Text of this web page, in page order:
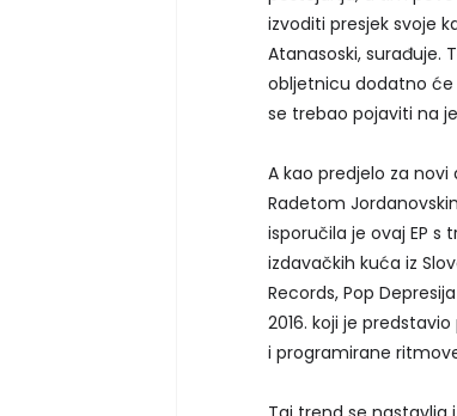
izvoditi presjek svoje
Atanasoski, surađuje.
obljetnicu dodatno će
se trebao pojaviti na
A kao predjelo za
Radetom
isporučila je ovaj EP s
izdavačkih kuća iz
Records, Pop
2016. koji je
i programirane